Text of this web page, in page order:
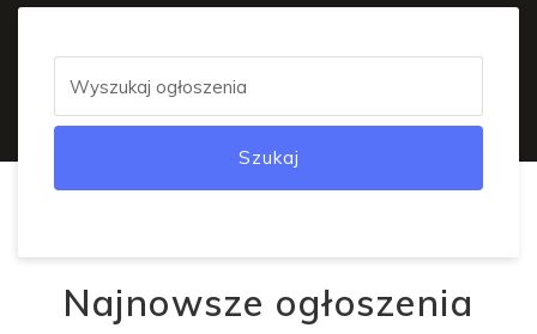
Szukaj
Najnowsze ogłoszenia